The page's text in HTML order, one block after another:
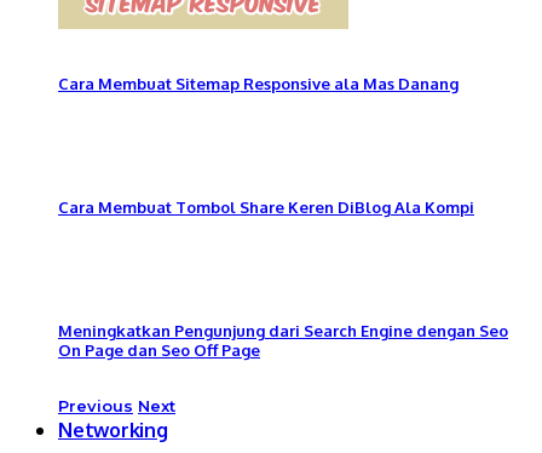
Cara Membuat Sitemap Responsive ala Mas Danang
Cara Membuat Tombol Share Keren DiBlog Ala Kompi
Meningkatkan Pengunjung dari Search Engine dengan Seo
On Page dan Seo Off Page
Previous Next
Networking